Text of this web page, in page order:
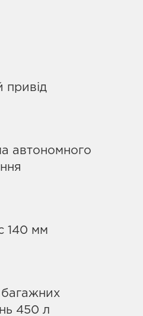
привід
автономного
140 мм
багажних
450 л